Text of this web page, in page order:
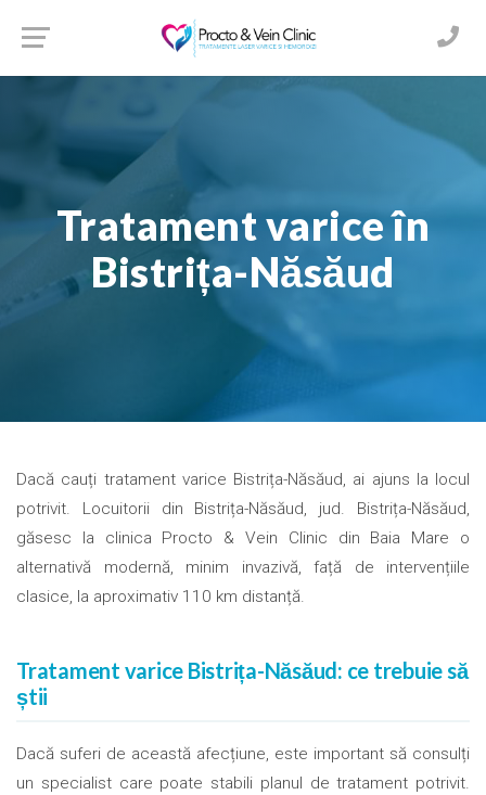
Tratament varice în
Bistrița-Năsăud
Dacă cauți tratament varice Bistrița-Năsăud, ai ajuns la locul
potrivit. Locuitorii din Bistrița-Năsăud, jud. Bistrița-Năsăud,
găsesc la clinica Procto & Vein Clinic din Baia Mare o
alternativă modernă, minim invazivă, față de intervențiile
clasice, la aproximativ 110 km distanță.
Tratament varice Bistrița-Năsăud: ce trebuie să
știi
Dacă suferi de această afecțiune, este important să consulți
un specialist care poate stabili planul de tratament potrivit.